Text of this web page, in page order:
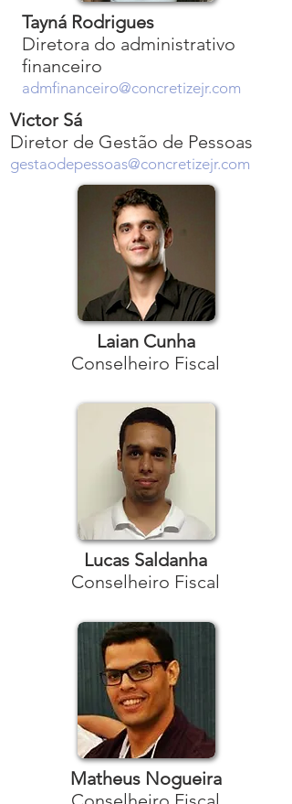
Tayná Rodrigues
Diretora do administrativo
financeiro
admfinanceiro@concretizejr.com
Victor Sá
Diretor de Gestão de Pessoas
gestaodepessoas@concretizejr.com
Laian Cunha
Conselheiro Fiscal
Lucas Saldanha
Conselheiro Fiscal
Matheus Nogueira